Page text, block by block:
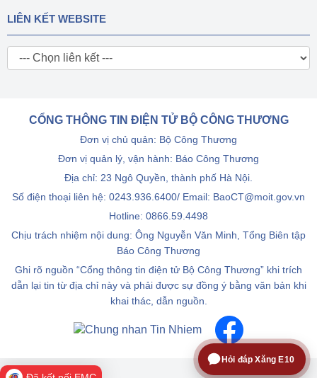
LIÊN KẾT WEBSITE
CỔNG THÔNG TIN ĐIỆN TỬ BỘ CÔNG THƯƠNG
Đơn vị chủ quản: Bộ Công Thương
Đơn vị quản lý, vận hành: Báo Công Thương
Địa chỉ: 23 Ngô Quyền, thành phố Hà Nội.
Số điện thoại liên hệ: 0243.936.6400/ Email: BaoCT@moit.gov.vn
Hotline: 0866.59.4498
Chịu trách nhiệm nội dung: Ông Nguyễn Văn Minh, Tổng Biên tập
Báo Công Thương
Ghi rõ nguồn “Cổng thông tin điện tử Bộ Công Thương” khi trích
dẫn lại tin từ địa chỉ này và phải được sự đồng ý bằng văn bản khi
khai thác, dẫn nguồn.
Hỏi đáp Xăng E10